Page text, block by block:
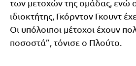
των μετοχών της ομάδας, ενώ
ιδιοκτήτης, Γκόρντον Γκουντ
Οι υπόλοιποι μέτοχοι έχουν
ποσοστά”, τόνισε ο Πλούτο.